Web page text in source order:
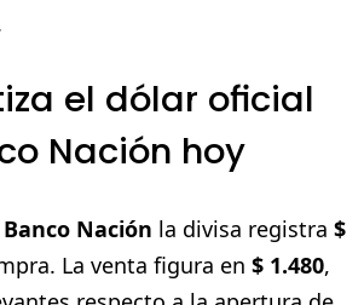
el dólar oficial
Nación hoy
Banco Nación la divisa registra $
La venta figura en $ 1.480,